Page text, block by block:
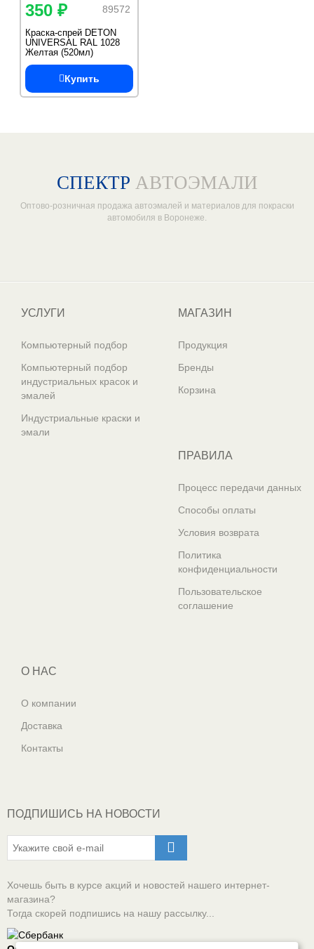
89572
350 ₽
Краска-спрей DETON
UNIVERSAL RAL 1028
Желтая (520мл)
Купить
СПЕКТР АВТОЭМАЛИ
Оптово-розничная продажа автоэмалей и материалов для покраски
автомобиля в Воронеже.
УСЛУГИ
Компьютерный подбор
Компьютерный подбор
индустриальных красок и
эмалей
Индустриальные краски и
эмали
МАГАЗИН
Продукция
Бренды
Корзина
ПРАВИЛА
Процесс передачи данных
Способы оплаты
Условия возврата
Политика
конфиденциальности
Пользовательское
соглашение
О НАС
О компании
Доставка
Контакты
ПОДПИШИСЬ НА НОВОСТИ
Хочешь быть в курсе акций и новостей нашего интернет-
магазина?
Тогда скорей подпишись на нашу рассылку...